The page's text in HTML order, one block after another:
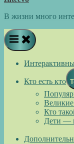
В жизни много
Кто есть кто
Кто
Дети —